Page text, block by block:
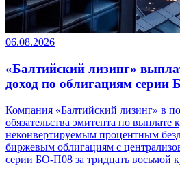
06.08.2026
«Балтийский лизинг»
доход по облигациям серии
Компания «Балтийский лизинг» в
обязательства эмитента по выплате
неконвертируемым процентным
биржевым облигациям с
серии БО-П08 за тридцать восьмой